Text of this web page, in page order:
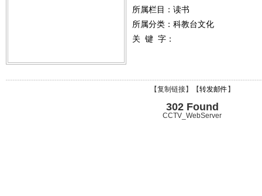
所属栏目： 读书
所属分类：科教台文化
关 键 字：
【复制链接】【转发邮件 】
302 Found
CCTV_WebServer